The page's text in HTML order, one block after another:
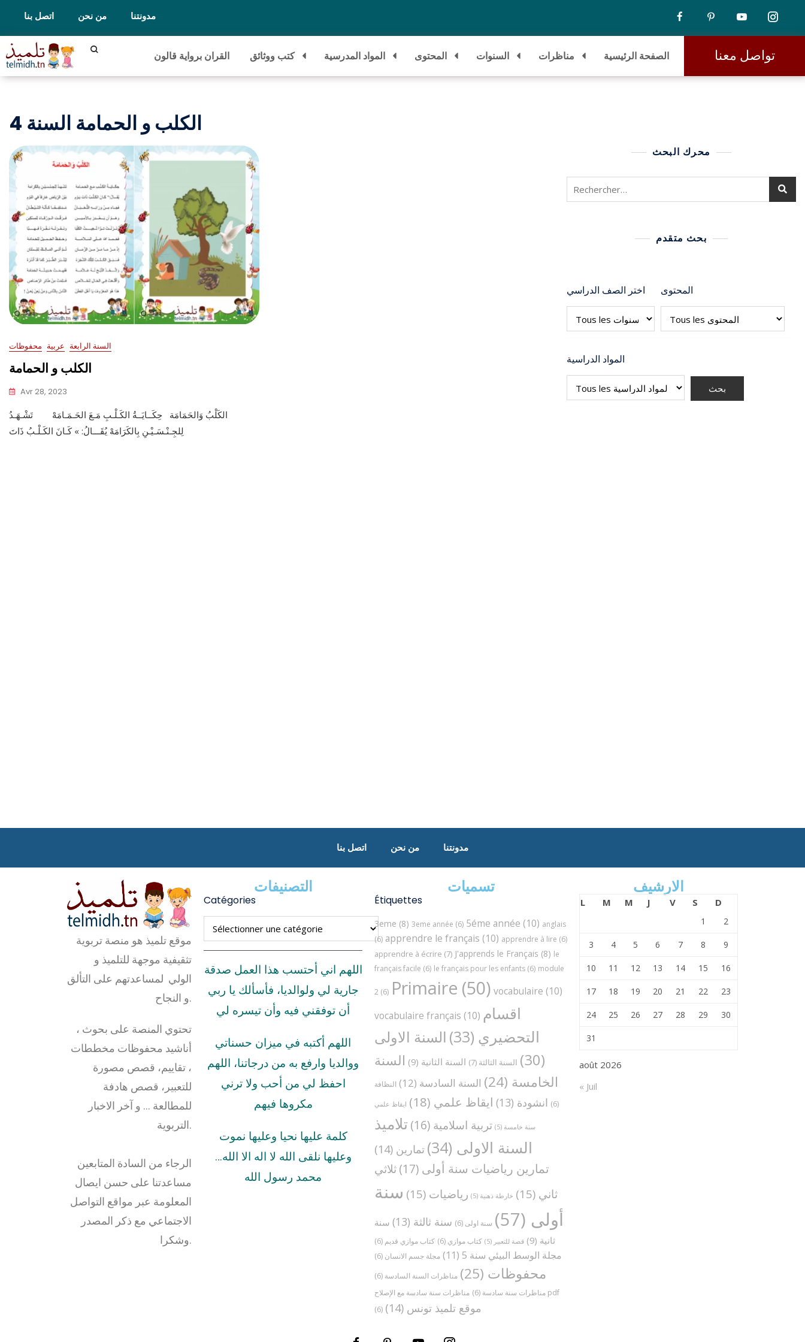
اتصل بنا من نحن مدونتنا
القران برواية قالون كتب ووثائق المواد المدرسية المحتوى السنوات مناظرات الصفحة الرئيسية تواصل معنا
الكلب و الحمامة السنة 4
السنة الرابعة عربية محفوظات
الكلب و الحمامة
Avr 28, 2023
الكَلْبُ وَالحَمَامَة حِكَــايَــةُ الكَـلْـبِ مَـعَ الحَـمَـامَهْ تَشْـهَـدُ
لِلجِـنْـسَـيْـنِ بِالكَرَامَهْ يُقَـــالُ: » كَـانَ الكَـلْـبُ ذَاتَ
محرك البحث
بحث متقدم
اختر الصف الدراسي المحتوى
المواد الدراسية
اتصل بنا من نحن مدونتنا
موقع تلميذ هو منصة تربوية
تثقيفية موجهة للتلميذ و
الولي لمساعدتهم على التألق
و النجاح.
تحتوي المنصة على بحوث ،
أناشيد محفوظات مخططات
، تقاييم، قصص مصورة
للتعبير، قصص هادفة
للمطالعة … و آخر الاخبار
التربوية.
الرجاء من السادة المتابعين
مساعدتنا على حسن ايصال
المعلومة عبر مواقع التواصل
الاجتماعي مع ذكر المصدر
وشكرا.
التصنيفات
Catégories
اللهم اني أحتسب هذا العمل صدقة
جارية لي ولوالديا، فأسألك يا ربي
أن توفقني فيه وأن تيسره لي
اللهم أكتبه في ميزان حسناتي
ووالديا وارفع به من درجاتنا، اللهم
احفظ لي من أحب ولا ترني
مكروها فيهم
كلمة عليها نحيا وعليها نموت
وعليها نلقى الله لا اله الا الله…
محمد رسول الله
تسميات
Étiquettes
3eme (8) 3eme année (6) 5éme année (10) anglais
(6) apprendre le français (10) apprendre à lire (6)
apprendre à écrire (7) J'apprends le Français (8) le
français facile (6) le français pour les enfants (6) module
2 (6) Primaire (50) vocabulaire (10)
vocabulaire français (10) اقسام
التحضيري (33)
السنة الاولى
(30)
السنة الثالثة (7) السنة الثانية (9)
السنة
الخامسة (24) السنة السادسة (12)
النظافة
(6)
انشودة (13) ايقاظ علمي (18) ايقاظ علمي
سنة خامسة (5) تربية اسلامية (16)
تلاميذ
السنة الاولى (34) تمارين (14)
تمارين رياضيات سنة أولى (17)
ثلاثي
ثاني (15) خارطة ذهنية (5) رياضيات (15)
سنة
أولى (57) سنة اولى (6) سنة ثالثة (13)
سنة
ثانية (9) قصة للتعبير (5) كتاب موازي (6) كتاب موازي قديم (6)
مجلة الوسط البيئي سنة 5 (11) مجلة جسم الانسان (6)
محفوظات (25) مناظرات السنة السادسة (6)
مناظرات سنة سادسة (6)
مناظرات سنة سادسة مع الإصلاح pdf
(6)
موقع تلميذ تونس (14)
الارشيف
août 2026
L M M J V S D
1 2
3 4 5 6 7 8 9
10 11 12 13 14 15 16
17 18 19 20 21 22 23
24 25 26 27 28 29 30
31
« Juil